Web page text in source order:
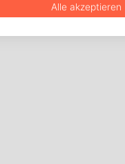
Alle akzeptieren